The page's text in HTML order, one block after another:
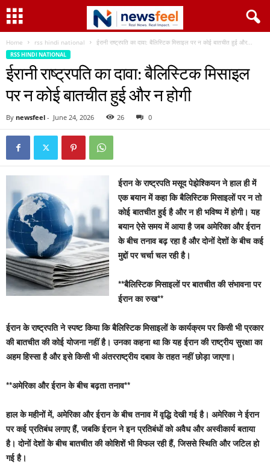
Home rss hindi national ईरानी राष्ट्रपति का दावा: बैलिस्टिक मिसाइल पर न कोई बातचीत हुई और...
RSS HINDI NATIONAL
ईरानी राष्ट्रपति का दावा: बैलिस्टिक मिसाइल
पर न कोई बातचीत हुई और न होगी
By newsfeel - June 24, 2026 26 0
ईरान के राष्ट्रपति मसूद पेझेश्कियन ने हाल ही में
एक बयान में कहा कि बैलिस्टिक मिसाइलों पर न तो
कोई बातचीत हुई है और न ही भविष्य में होगी। यह
बयान ऐसे समय में आया है जब अमेरिका और ईरान
के बीच तनाव बढ़ रहा है और दोनों देशों के बीच कई
मुद्दों पर चर्चा चल रही है।
**बैलिस्टिक मिसाइलों पर बातचीत की संभावना पर
ईरान का रुख**
ईरान के राष्ट्रपति ने स्पष्ट किया कि बैलिस्टिक मिसाइलों के कार्यक्रम पर किसी भी प्रकार
की बातचीत की कोई योजना नहीं है। उनका कहना था कि यह ईरान की राष्ट्रीय सुरक्षा का
अहम हिस्सा है और इसे किसी भी अंतरराष्ट्रीय दबाव के तहत नहीं छोड़ा जाएगा।
**अमेरिका और ईरान के बीच बढ़ता तनाव**
हाल के महीनों में, अमेरिका और ईरान के बीच तनाव में वृद्धि देखी गई है। अमेरिका ने ईरान
पर कई प्रतिबंध लगाए हैं, जबकि ईरान ने इन प्रतिबंधों को अवैध और अस्वीकार्य बताया
है। दोनों देशों के बीच बातचीत की कोशिशें भी विफल रही हैं, जिससे स्थिति और जटिल हो
गई है।